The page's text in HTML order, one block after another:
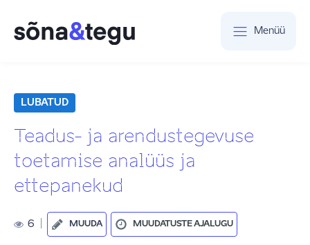
Menüü
LUBATUD
Teadus- ja arendustegevuse
toetamise analüüs ja
ettepanekud
6 MUUDA MUUDATUSTE AJALUGU